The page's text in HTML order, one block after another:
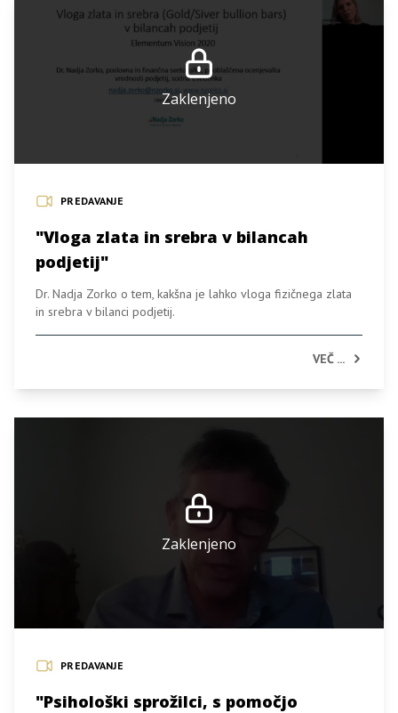
Zaklenjeno
PREDAVANJE
"Vloga zlata in srebra v bilancah
podjetij"
Dr. Nadja Zorko o tem, kakšna je lahko vloga fizičnega zlata
in srebra v bilanci podjetij.
VEČ ...
Zaklenjeno
PREDAVANJE
"Psihološki sprožilci, s pomočjo